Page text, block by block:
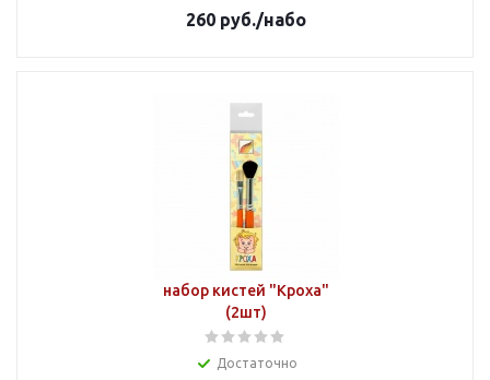
260руб./набо
набор кистей "Кроха"
(2шт)
Достаточно